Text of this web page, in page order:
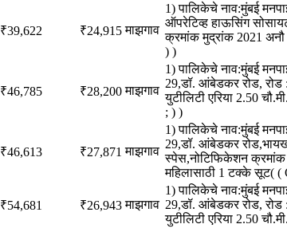
₹39,622 ₹24,915 माझगाव
1) पालिकेचे नाव:मुंबई
ऑपरेटिव्ह हाऊसिंग
क्रमांक मुद्रांक 2021
) )
₹46,785 ₹28,200 माझगाव
1) पालिकेचे नाव:मुंबई
29,डॉ. आंबेडकर रोड, रोड :
युटीलिटी एरिया 2.50
; ) )
₹46,613 ₹27,871 माझगाव
1) पालिकेचे नाव:मुंबई
29,डॉ. आंबेडकर
स्पेस,नोटिफिकेशन
महिलासाठी 1 टक्के सूट( (
₹54,681 ₹26,943 माझगाव
1) पालिकेचे नाव:मुंबई
29,डॉ. आंबेडकर रोड, रोड :
युटीलिटी एरिया 2.50